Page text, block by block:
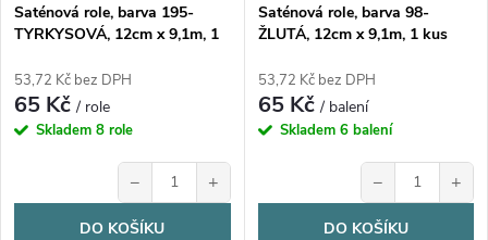
Saténová role, barva 195-
TYRKYSOVÁ, 12cm x 9,1m, 1
53,72 Kč bez DPH
65 Kč/ role
Skladem 8 role
− +
DO KOŠÍKU
Saténová role, barva 98-
ŽLUTÁ, 12cm x 9,1m, 1 kus
53,72 Kč bez DPH
65 Kč/ balení
Skladem 6 balení
− +
DO KOŠÍKU